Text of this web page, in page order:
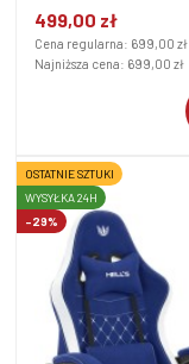
499,00 zł
Cena regularna: 699,00 zł
Najniższa cena: 699,00 zł
-29%
OSTATNIE SZTUKI
WYSYŁKA 24H